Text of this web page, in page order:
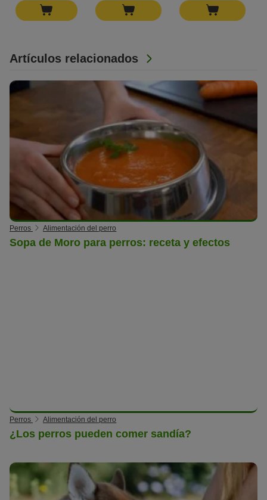
Artículos relacionados
Perros Alimentación del perro
Sopa de Moro para perros: receta y efectos
Perros Alimentación del perro
¿Los perros pueden comer sandía?